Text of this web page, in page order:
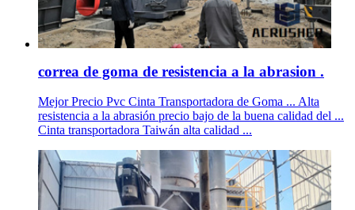
correa de goma de resistencia a la abrasion .
Mejor Precio Pvc Cinta Transportadora de Goma ... Alta
resistencia a la abrasión precio bajo de la buena calidad del ...
Cinta transportadora Taiwán alta calidad ...